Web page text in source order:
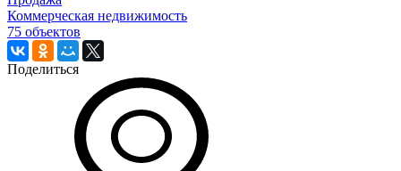
Коммерческая недвижимость
75 объектов
Поделиться